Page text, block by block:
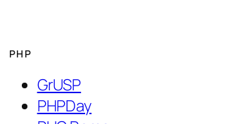
PHP
GrUSP
PHPDay